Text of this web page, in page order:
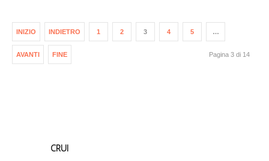
INIZIO INDIETRO 1 2 3 4 5 …
AVANTI FINE Pagina 3 di 14
CRUI